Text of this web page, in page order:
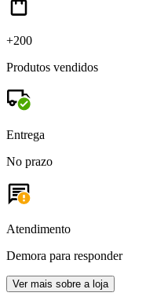
+200
Produtos vendidos
Entrega
No prazo
Atendimento
Demora para responder
Ver mais sobre a loja